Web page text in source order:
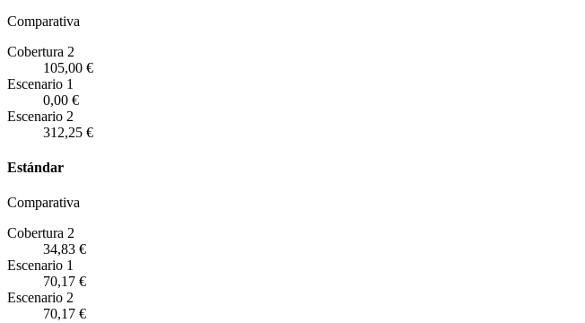
Comparativa
Cobertura 2
105,00 €
Escenario 1
0,00 €
Escenario 2
312,25 €
Estándar
Comparativa
Cobertura 2
34,83 €
Escenario 1
70,17 €
Escenario 2
70,17 €